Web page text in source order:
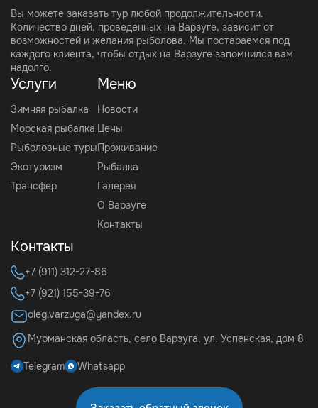
Вы можете заказать тур любой продолжительности.
Количество дней, проведенных на Варзуге, зависит от
возможностей и желания рыболова. Мы постараемся под
каждого клиента, чтобы отдых на Варзуге запомнился вам
надолго.
Услуги
Зимняя рыбалка
Морская рыбалка
Рыболовные туры
Экотуризм
Трансфер
Меню
Новости
Цены
Проживание
Рыбалка
Галерея
О Варзуге
Контакты
Контакты
+7 (911) 312-27-86
+7 (921) 155-39-76
oleg.varzuga@yandex.ru
Мурманская область, село Варзуга, ул. Успенская, дом 8
Telegram Whatsapp